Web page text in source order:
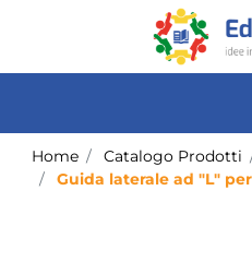
Home Catalogo Prodotti
Guida laterale ad "L"